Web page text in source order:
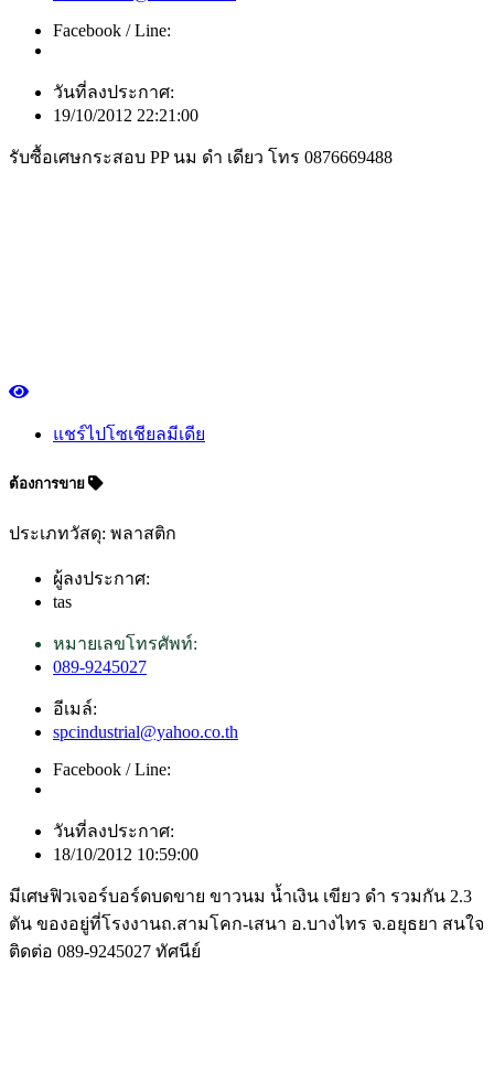
Facebook / Line:
วันที่ลงประกาศ:
19/10/2012 22:21:00
รับซื้อเศษกระสอบ PP นม ดำ เดียว โทร 0876669488
แชร์ไปโซเชียลมีเดีย
ต้องการขาย
ประเภทวัสดุ: พลาสติก
ผู้ลงประกาศ:
tas
หมายเลขโทรศัพท์:
089-9245027
อีเมล์:
spcindustrial@yahoo.co.th
Facebook / Line:
วันที่ลงประกาศ:
18/10/2012 10:59:00
มีเศษฟิวเจอร์บอร์ดบดขาย ขาวนม น้ำเงิน เขียว ดำ รวมกัน 2.3
ตัน ของอยู่ที่โรงงานถ.สามโคก-เสนา อ.บางไทร จ.อยุธยา สนใจ
ติดต่อ 089-9245027 ทัศนีย์